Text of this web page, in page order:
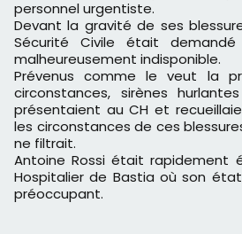
personnel urgentiste.
Devant la gravité de ses
Sécurité Civile était
malheureusement indisponible.
Prévenus comme le veut la
circonstances, sirènes
présentaient au CH et
les circonstances de ces
ne filtrait.
Antoine Rossi était rapidement
Hospitalier de Bastia où son
préoccupant.